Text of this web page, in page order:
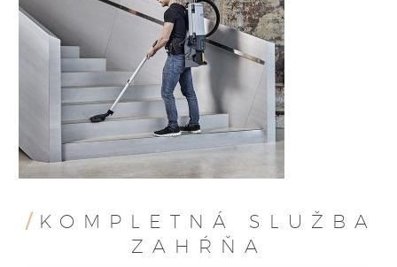
/ KOMPLETNÁ SLUŽBA
ZAHŔŇA